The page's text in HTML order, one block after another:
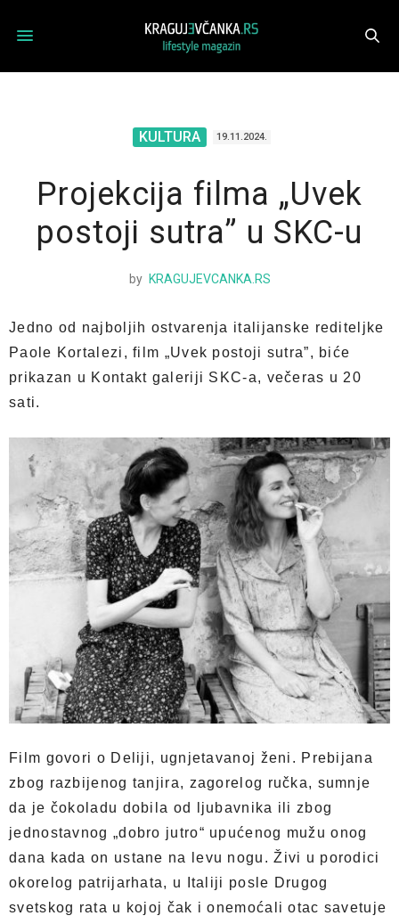
KULTURA 19.11.2024.
Projekcija filma „Uvek
postoji sutra” u SKC-u
by KRAGUJEVCANKA.RS
Jedno od najboljih ostvarenja italijanske rediteljke
Paole Kortalezi, film „Uvek postoji sutra”, biće
prikazan u Kontakt galeriji SKC-a, večeras u 20
sati.
Film govori o Deliji, ugnjetavanoj ženi. Prebijana
zbog razbijenog tanjira, zagorelog ručka, sumnje
da je čokoladu dobila od ljubavnika ili zbog
jednostavnog „dobro jutro“ upućenog mužu onog
dana kada on ustane na levu nogu. Živi u porodici
okorelog patrijarhata, u Italiji posle Drugog
svetskog rata u kojoj čak i onemoćali otac savetuje